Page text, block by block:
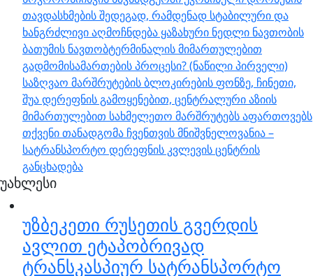
თავდასხმების შედეგად, რამდენად სტაბილური და
ხანგრძლივი აღმოჩნდება ყაზახური ნედლი ნავთობის
ბათუმის ნავთობტერმინალის მიმართულებით
გადმომისამართების პროცესი? (ნაწილი პირველი)
საზღვაო მარშრუტების ბლოკირების ფონზე, ჩინეთი,
შუა დერეფნის გამოყენებით, ცენტრალური აზიის
მიმართულებით სახმელეთო მარშრუტებს აფართოვებს
თქვენი თანადგომა ჩვენთვის მნიშვნელოვანია –
სატრანსპორტო დერეფნის კვლევის ცენტრის
განცხადება
უახლესი
უზბეკეთი რუსეთის გვერდის
ავლით ეტაპობრივად
ტრანსკასპიურ სატრანსპორტო